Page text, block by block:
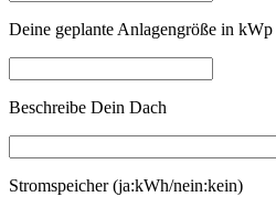
Deine geplante Anlagengröße in kWp
Beschreibe Dein Dach
Stromspeicher (ja:kWh/nein:kein)